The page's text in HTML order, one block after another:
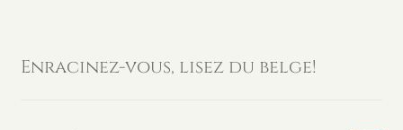
Enracinez-vous, lisez du belge!